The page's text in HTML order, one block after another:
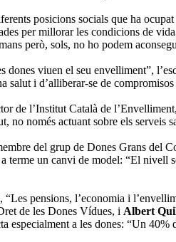
posicions socials que ha
per millorar les condicions de
però, sols, no ho podem
dones viuen el seu envelliment”,
salut i d’alliberar-se de
de l’Institut Català de
no només actuant sobre els serveis
del grup de Dones Grans del
terme un canvi de model: “El nivell
pensions, l’economia i
de les Dones Vídues, i Albert
especialment a les dones: “Un